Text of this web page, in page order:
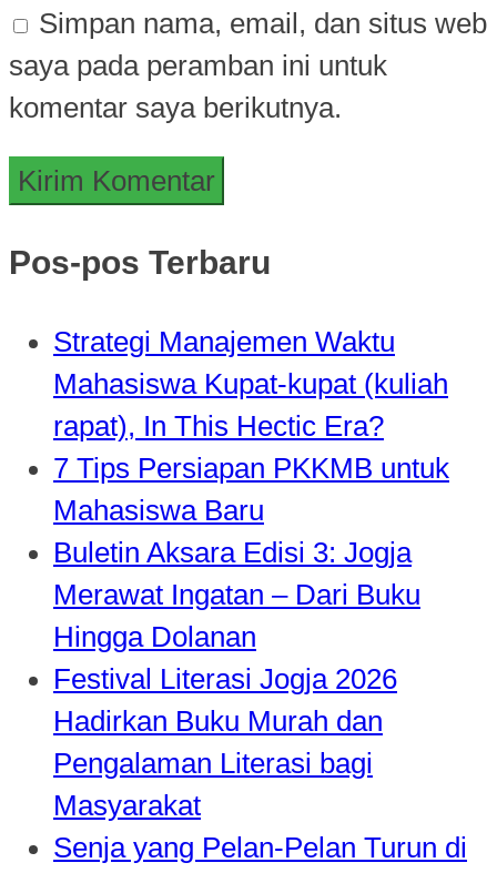
Simpan nama, email, dan situs web
saya pada peramban ini untuk
komentar saya berikutnya.
Pos-pos Terbaru
Strategi Manajemen Waktu
Mahasiswa Kupat-kupat (kuliah
rapat), In This Hectic Era?
7 Tips Persiapan PKKMB untuk
Mahasiswa Baru
Buletin Aksara Edisi 3: Jogja
Merawat Ingatan – Dari Buku
Hingga Dolanan
Festival Literasi Jogja 2026
Hadirkan Buku Murah dan
Pengalaman Literasi bagi
Masyarakat
Senja yang Pelan-Pelan Turun di